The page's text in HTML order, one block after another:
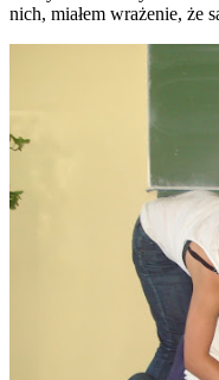
nich, miałem wrażenie, że